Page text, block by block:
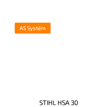
AS Systém
STIHL HSA 30